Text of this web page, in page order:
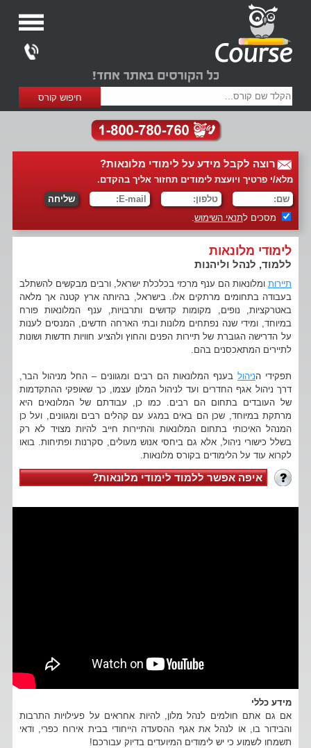
רוצה לקבל מידע על לימודי מלונאות?
מלא/י פרטיך ויועצת לימודים תחזור אליך בהקדם.
מסכים לתנאי השימוש.
לימודי מלונאות
ללמוד, לנהל וליהנות
תיירותומלונאות הם ענף מרכזי בכלכלת ישראל, ורבים מבקשים להשתלב
בעבודה בתחומים מרתקים אלו. בישראל, בהיותה ארץ קטנה אך מלאה
באטרקציות, נופים, מקומות קדושים ותרבויות, ענף המלונאות פורח
במיוחד, ומידי שנה נפתחים מלונות ובתי הארחה חדשים, המנסים לענות
על הדרישה הגוברת של תיירות הפנים והחוץ ולהציע חוויות חדשות ושונות
לתיירים המתאכסנים בהם.
תפקידי הניהול בענף המלונאות הם רבים ומגוונים – החל מניהול הבר,
דרך ניהול אגף החדרים ועד לניהול המלון עצמו, כך שאופקי ההתקדמות
של העובדים בתחום הם רבים. כמו כן, עבודתם של המלונאים היא
מרתקת במיוחד, שכן הם באים במגע עם קהלים רבים ומגוונים, ועל כן
המנהל האיכותי בתחום המלונאות והתיירות חייב להיות מצויד לא רק
בשלל כישורי ניהול, אלא גם ביחסי אנוש מעולים, סקרנות ופתיחות. בואו
לקרוא עוד על הלימודים בקורס מלונאות.
איפה אפשר ללמוד לימודי מלונאות?
מידע כללי
אם גם אתם חולמים לנהל מלון, להיות אחראים על פעילויות התרבות
והבידור בו, או לנהל את אגף ההסעדה הייחודי בבית אירוח כפרי, ודאי
תשמחו לשמוע כי יש לימודים המיועדים בדיוק עבורכם!